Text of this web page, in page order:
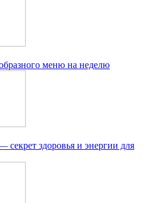
меню на неделю
секрет здоровья и энергии для